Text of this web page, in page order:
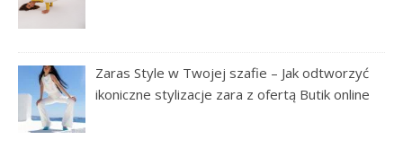
Zaras Style w Twojej szafie – Jak odtworzyć
ikoniczne stylizacje zara z ofertą Butik online